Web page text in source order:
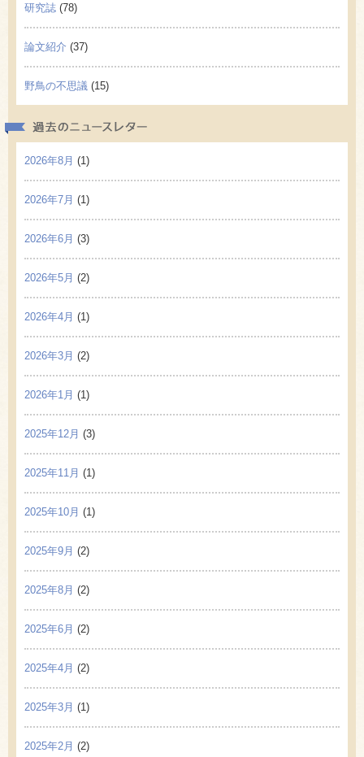
研究誌 (78)
論文紹介 (37)
野鳥の不思議 (15)
2026年8月 (1)
2026年7月 (1)
2026年6月 (3)
2026年5月 (2)
2026年4月 (1)
2026年3月 (2)
2026年1月 (1)
2025年12月 (3)
2025年11月 (1)
2025年10月 (1)
2025年9月 (2)
2025年8月 (2)
2025年6月 (2)
2025年4月 (2)
2025年3月 (1)
2025年2月 (2)